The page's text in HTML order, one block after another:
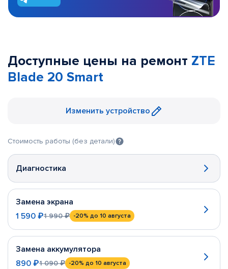
Доступные цены на ремонт ZTE
Blade 20 Smart
Изменить устройство
Стоимость работы (без детали)
Диагностика
Замена экрана
1 590 ₽1 990 ₽ -20% до 10 августа
Замена аккумулятора
890 ₽1 090 ₽ -20% до 10 августа